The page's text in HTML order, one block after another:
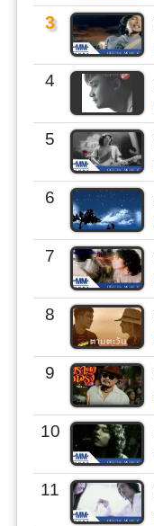
3
4
5
6
7
8
9
10
11